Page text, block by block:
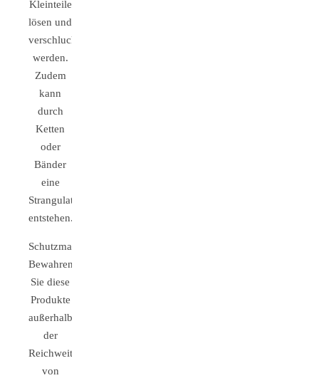
Kleinteile
lösen und
verschluckt
werden.
Zudem
kann
durch
Ketten
oder
Bänder
eine
Strangulationsgefahr
entstehen.
Schutzmaßnahmen:
Bewahren
Sie diese
Produkte
außerhalb
der
Reichweite
von